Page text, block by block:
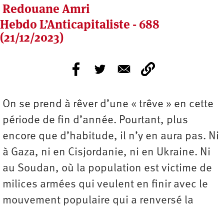
Redouane Amri
Hebdo L’Anticapitaliste - 688
(21/12/2023)
On se prend à rêver d’une « trêve » en cette
période de fin d’année. Pourtant, plus
encore que d’habitude, il n’y en aura pas. Ni
à Gaza, ni en Cisjordanie, ni en Ukraine. Ni
au Soudan, où la population est victime de
milices armées qui veulent en finir avec le
mouvement populaire qui a renversé la